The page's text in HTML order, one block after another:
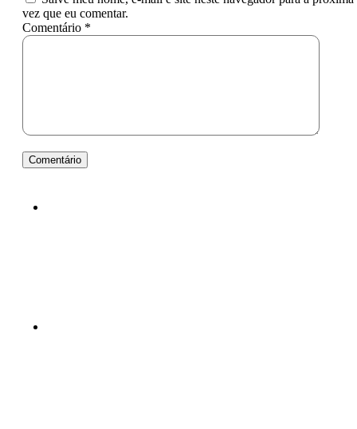
vez que eu comentar.
Comentário *